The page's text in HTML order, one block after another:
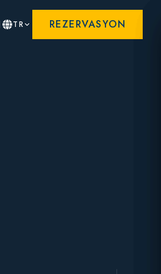
TR REZERVASYON